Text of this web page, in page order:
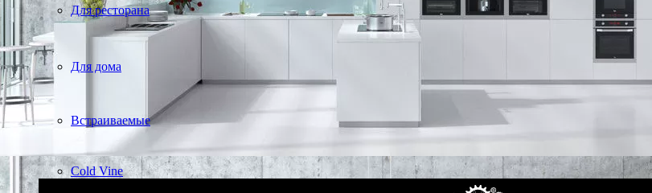
Для ресторана
Для дома
Встраиваемые
Cold Vine